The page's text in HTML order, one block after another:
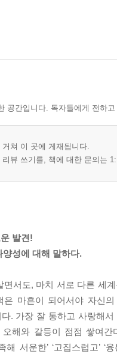
부는 아저씨 | 초록 알약
과 의존의 경계 - 그는 자폐
조각
공간입니다. 독자들에게 전하
쳐 이 곳에 게재됩니다.
뷰 쓰기를, 책에 대한 문의는
발견!
성에 대해 말하다.
면서도, 마치 서로 다른 세
마흔이 되어서야 자신
. 가장 잘 통하고 사랑해
해와 갈등이 점점 쌓여간
해 서운한’ ‘고집스럽고’